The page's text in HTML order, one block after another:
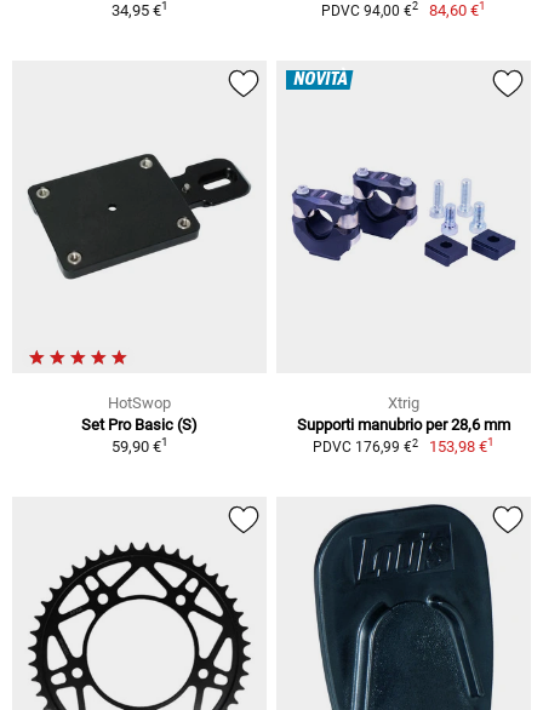
34,95 €1 PDVC 94,00 €2 84,60 €1
HotSwop
Set Pro Basic (S)
59,90 €1
NOVITÀ
Xtrig
Supporti manubrio per 28,6 mm
PDVC 176,99 €2 153,98 €1